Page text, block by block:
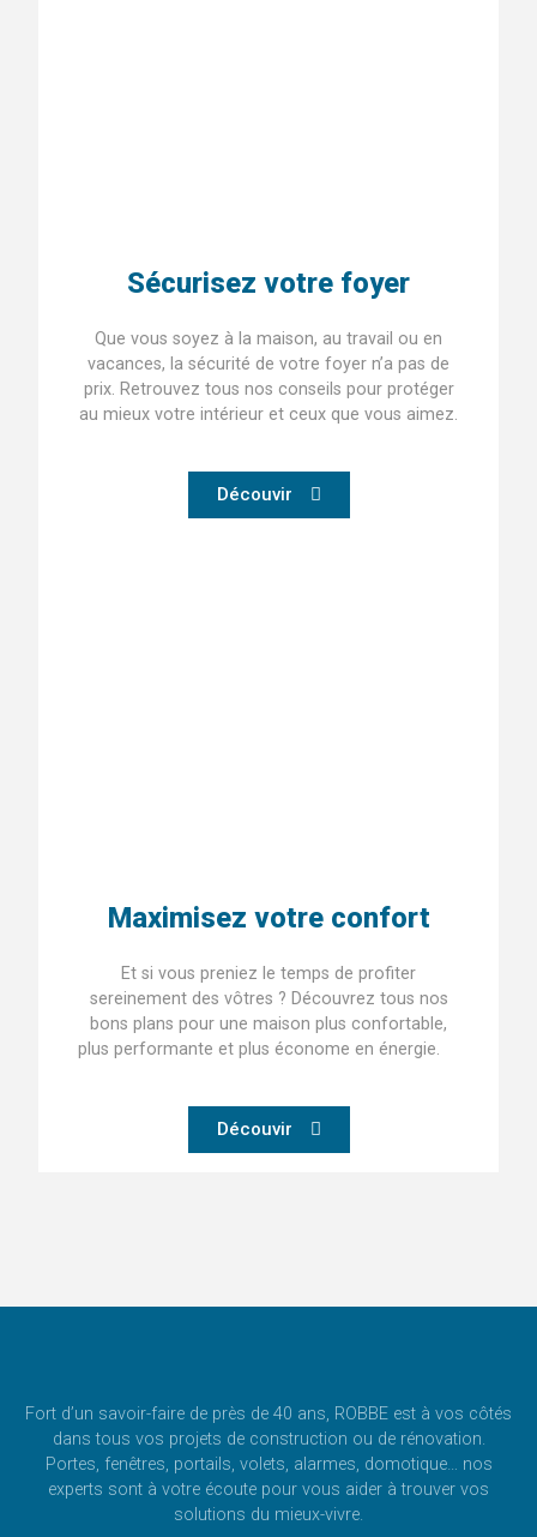
Sécurisez votre foyer
Que vous soyez à la maison, au travail ou en
vacances, la sécurité de votre foyer n’a pas de
prix. Retrouvez tous nos conseils pour protéger
au mieux votre intérieur et ceux que vous aimez.
Découvir
Maximisez votre confort
Et si vous preniez le temps de profiter
sereinement des vôtres ? Découvrez tous nos
bons plans pour une maison plus confortable,
plus performante et plus économe en énergie.
Découvir
Fort d’un savoir-faire de près de 40 ans, ROBBE est à vos côtés
dans tous vos projets de construction ou de rénovation.
Portes, fenêtres, portails, volets, alarmes, domotique… nos
experts sont à votre écoute pour vous aider à trouver vos
solutions du mieux-vivre.